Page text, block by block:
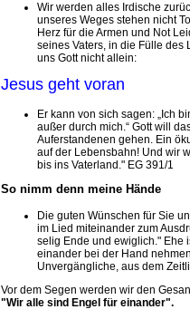
Wir werden alles Irdische
unseres Weges stehen nicht
Herz für die Armen und Not
seines Vaters, in die Fülle des
uns Gott nicht allein:
Jesus geht voran
Er kann von sich sagen: „Ich
außer durch mich.“ Gott will
Auferstandenen gehen. Ein
auf der Lebensbahn! Und wir
bis ins Vaterland." EG 391/1
So nimm denn meine Hände
Die guten Wünschen für Sie
im Lied miteinander zum
selig Ende und ewiglich." Ehe
einander bei der Hand
Unvergängliche, aus dem
Vor dem Segen werden wir den
"Wir alle sind Engel für einander".